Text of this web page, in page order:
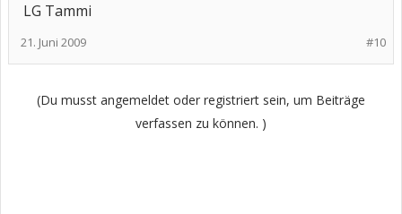
LG Tammi
#10
21. Juni 2009
(Du musst angemeldet oder registriert sein, um Beiträge
verfassen zu können. )